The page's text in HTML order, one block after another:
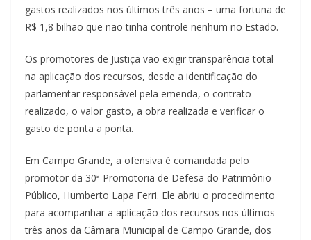
gastos realizados nos últimos três anos – uma fortuna de
R$ 1,8 bilhão que não tinha controle nenhum no Estado.
Os promotores de Justiça vão exigir transparência total
na aplicação dos recursos, desde a identificação do
parlamentar responsável pela emenda, o contrato
realizado, o valor gasto, a obra realizada e verificar o
gasto de ponta a ponta.
Em Campo Grande, a ofensiva é comandada pelo
promotor da 30ª Promotoria de Defesa do Patrimônio
Público, Humberto Lapa Ferri. Ele abriu o procedimento
para acompanhar a aplicação dos recursos nos últimos
três anos da Câmara Municipal de Campo Grande, dos